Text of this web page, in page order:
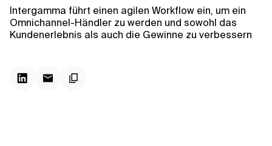
Intergamma führt einen agilen Workflow ein, um ein
Omnichannel-Händler zu werden und sowohl das
Kundenerlebnis als auch die Gewinne zu verbessern